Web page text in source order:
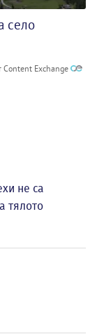
село
Content Exchange
не са
тялото